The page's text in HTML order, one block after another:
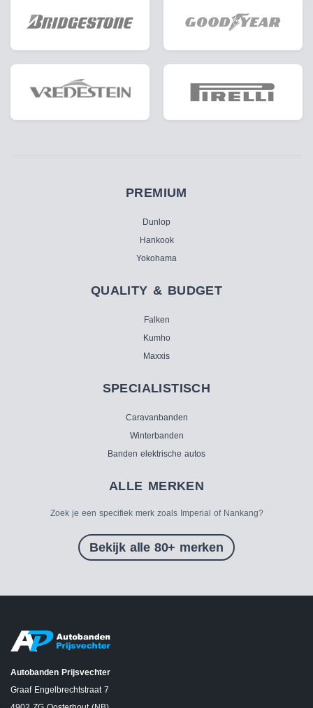
PREMIUM
Dunlop
Hankook
Yokohama
QUALITY & BUDGET
Falken
Kumho
Maxxis
SPECIALISTISCH
Caravanbanden
Winterbanden
Banden elektrische autos
ALLE MERKEN
Zoek je een specifiek merk zoals Imperial of Nankang?
Bekijk alle 80+ merken
Autobanden Prijsvechter
Graaf Engelbrechtstraat 7